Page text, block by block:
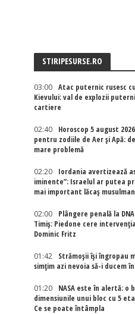
STIRIPESURSE.RO
03:00
Atac puternic rusesc
Kievului: val de explozii
cartiere
02:40
Horoscop 5 august
pentru zodiile de Aer și Apă:
mare problemă
02:20
Iordania avertizează
iminente”: Israelul ar putea
mai important lăcaș
02:00
Plângere penală la
Timiș: Piedone cere
Dominic Fritz
01:42
Strămoșii își îngropau
simțim azi nevoia să-i ducem
01:20
NASA este în alertă: o
dimensiunile unui bloc cu 5
Ce se poate întâmpla